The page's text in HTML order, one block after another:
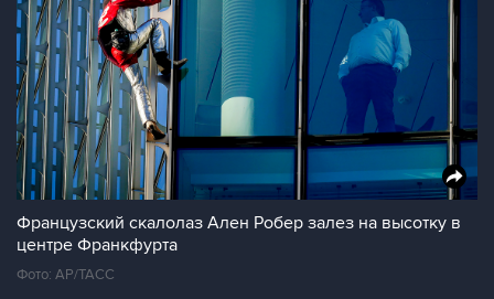
Французский скалолаз Ален Робер залез на высотку в
центре Франкфурта
Фото: AP/ТАСС